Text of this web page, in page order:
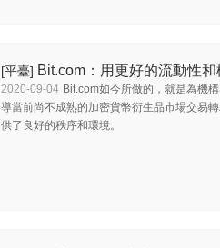
[平臺] Bit.com：用更好的流動性
2020-09-04 Bit.com如今所做的，就是為機
導當前尚不成熟的加密貨幣衍生品市場交易
供了良好的秩序和環境。